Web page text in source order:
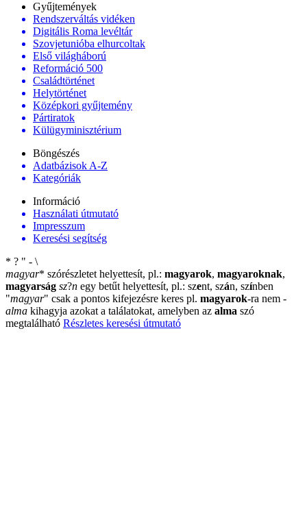
Gyűjtemények
Rendszerváltás vidéken
Digitális Roma levéltár
Szovjetunióba elhurcoltak
Első világháború
Reformáció 500
Családtörténet
Helytörténet
Középkori gyűjtemény
Pártiratok
Külügyminisztérium
Böngészés
Adatbázisok A-Z
Kategóriák
Információ
Használati útmutató
Impresszum
Keresési segítség
* ? " - \
magyar* szórészletet helyettesít, pl.: magyarok, magyaroknak,
magyarság sz?n egy betűt helyettesít, pl.: szent, szán, színben
"magyar" csak a pontos kifejezésre keres pl. magyarok-ra nem -
alma kihagyja azokat a találatokat, amelyben az alma szó
megtalálható Részletes keresési útmutató